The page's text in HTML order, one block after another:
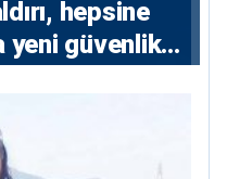
hepsine
yeni güvenlik